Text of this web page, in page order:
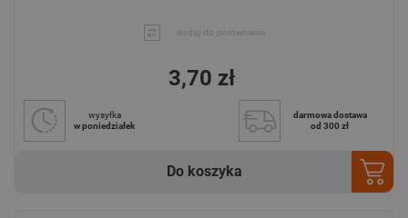
dodaj do porównania
3,70 zł
wysyłka
w poniedziałek
darmowa dostawa
od 300 zł
Do koszyka